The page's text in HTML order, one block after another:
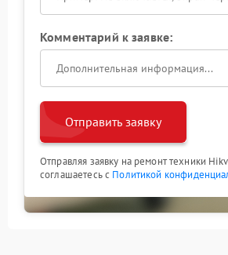
Комментарий к заявке:
Отправить заявку
Отправляя заявку на ремонт техники
соглашаетесь с Политикой